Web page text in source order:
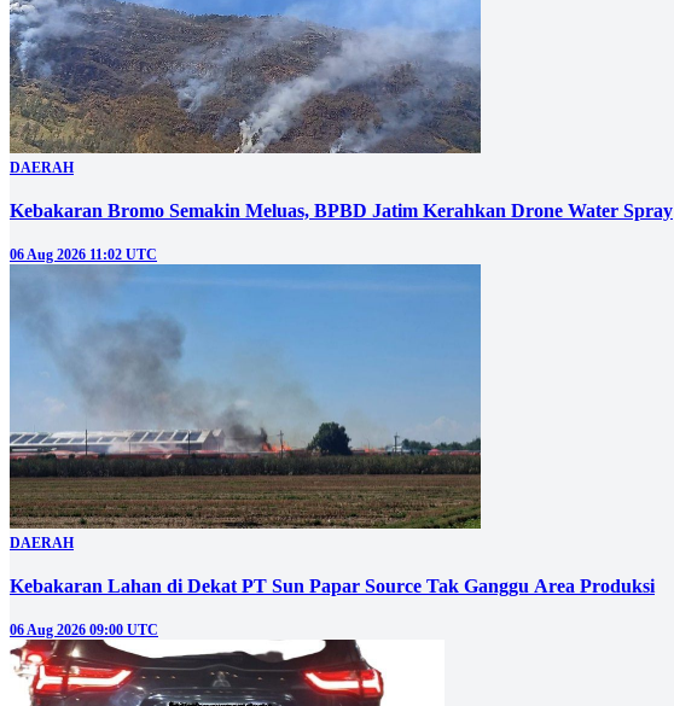
DAERAH
Kebakaran Bromo Semakin Meluas, BPBD Jatim Kerahkan Drone Water Spray
06 Aug 2026 11:02 UTC
DAERAH
Kebakaran Lahan di Dekat PT Sun Papar Source Tak Ganggu Area Produksi
06 Aug 2026 09:00 UTC